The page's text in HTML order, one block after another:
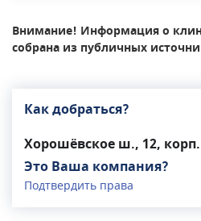
оборудования БИОСС.
сотрудничает с ведущими
медицинскими
им. Н.Н. Бурденко и
более 20 врачей, в том
высшей категории и
Внимание! Информация о
собрана из публичных
Как добраться?
Хорошёвское ш., 12,
Это Ваша компания?
Подтвердить права